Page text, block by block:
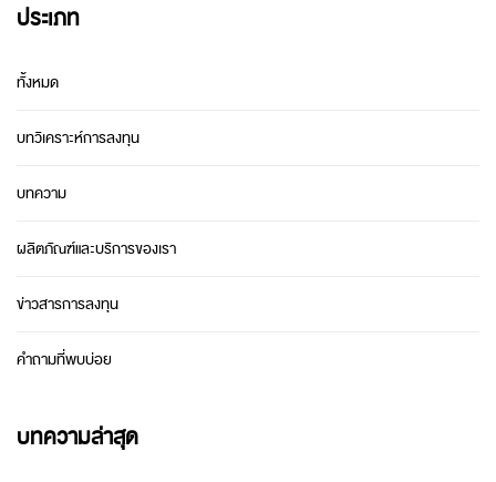
ประเภท
ทั้งหมด
บทวิเคราะห์การลงทุน
บทความ
ผลิตภัณฑ์และบริการของเรา
ข่าวสารการลงทุน
คำถามที่พบบ่อย
บทความล่าสุด